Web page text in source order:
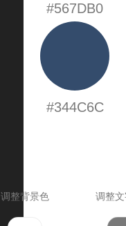
#567DB0
#344C6C
调整背景色 调整